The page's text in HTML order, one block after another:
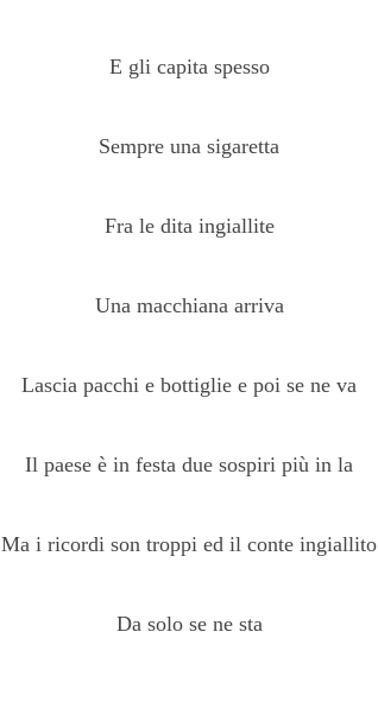
E gli capita spesso
Sempre una sigaretta
Fra le dita ingiallite
Una macchiana arriva
Lascia pacchi e bottiglie e poi se ne va
Il paese è in festa due sospiri più in la
Ma i ricordi son troppi ed il conte ingiallito
Da solo se ne sta